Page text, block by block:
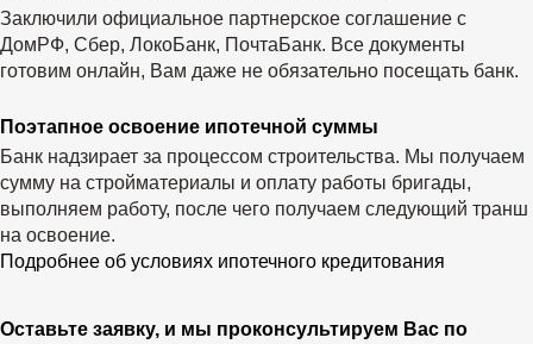
Заключили официальное партнерское соглашение с
ДомРФ, Сбер, ЛокоБанк, ПочтаБанк. Все документы
готовим онлайн, Вам даже не обязательно посещать банк.
Поэтапное освоение ипотечной суммы
Банк надзирает за процессом строительства. Мы получаем
сумму на стройматериалы и оплату работы бригады,
выполняем работу, после чего получаем следующий транш
на освоение.
Подробнее об условиях ипотечного кредитования
Оставьте заявку, и мы проконсультируем Вас по